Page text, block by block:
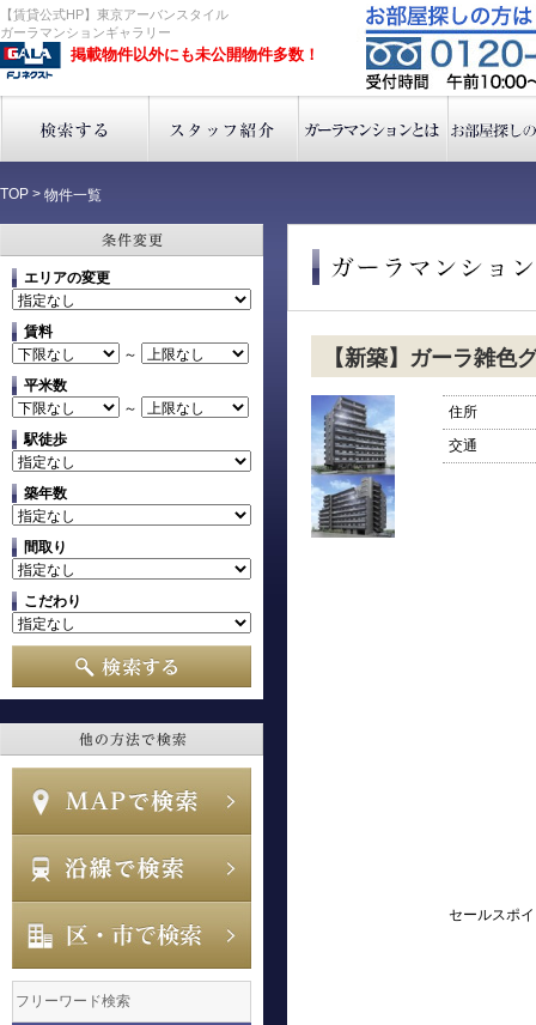
【賃貸公式HP】東京アーバンスタイル
ガーラマンションギャラリー
掲載物件以外にも未公開物件多数！
TOP > 物件一覧
エリアの変更
賃料
～
平米数
～
駅徒歩
築年数
間取り
こだわり
【新築】ガーラ雑色
住所
交通
セールスポ